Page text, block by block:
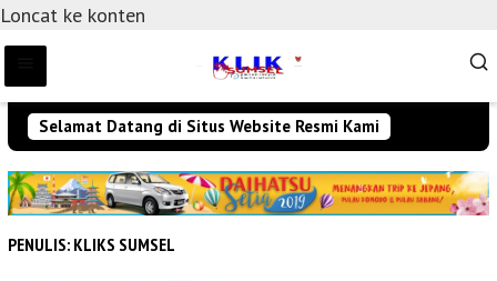
Loncat ke konten
Selamat Datang di Situs Website Resmi Kami
PENULIS: KLIKS SUMSEL